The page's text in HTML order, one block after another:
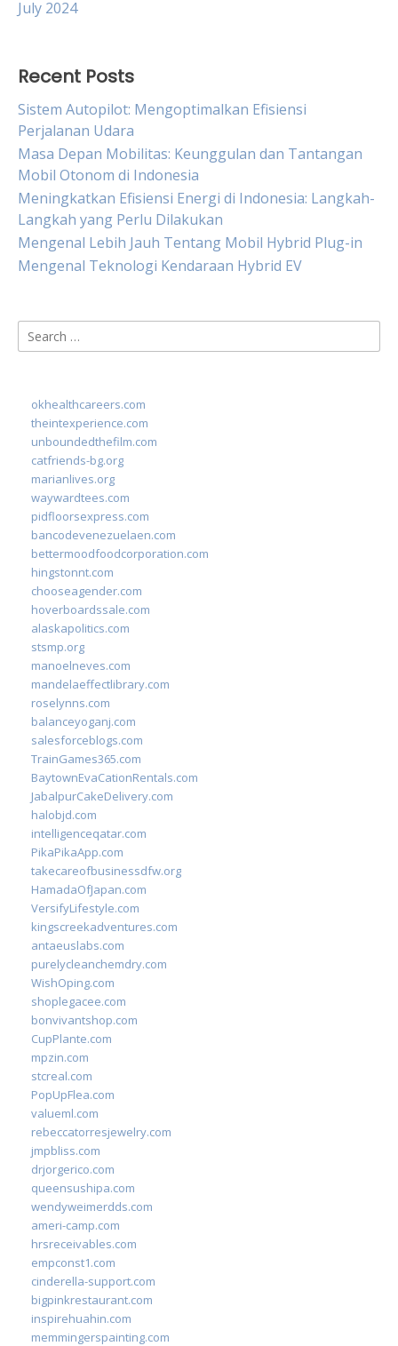
July 2024
Recent Posts
Sistem Autopilot: Mengoptimalkan Efisiensi
Perjalanan Udara
Masa Depan Mobilitas: Keunggulan dan Tantangan
Mobil Otonom di Indonesia
Meningkatkan Efisiensi Energi di Indonesia: Langkah-
Langkah yang Perlu Dilakukan
Mengenal Lebih Jauh Tentang Mobil Hybrid Plug-in
Mengenal Teknologi Kendaraan Hybrid EV
Search
for:
okhealthcareers.com
theintexperience.com
unboundedthefilm.com
catfriends-bg.org
marianlives.org
waywardtees.com
pidfloorsexpress.com
bancodevenezuelaen.com
bettermoodfoodcorporation.com
hingstonnt.com
chooseagender.com
hoverboardssale.com
alaskapolitics.com
stsmp.org
manoelneves.com
mandelaeffectlibrary.com
roselynns.com
balanceyoganj.com
salesforceblogs.com
TrainGames365.com
BaytownEvaCationRentals.com
JabalpurCakeDelivery.com
halobjd.com
intelligenceqatar.com
PikaPikaApp.com
takecareofbusinessdfw.org
HamadaOfJapan.com
VersifyLifestyle.com
kingscreekadventures.com
antaeuslabs.com
purelycleanchemdry.com
WishOping.com
shoplegacee.com
bonvivantshop.com
CupPlante.com
mpzin.com
stcreal.com
PopUpFlea.com
valueml.com
rebeccatorresjewelry.com
jmpbliss.com
drjorgerico.com
queensushipa.com
wendyweimerdds.com
ameri-camp.com
hrsreceivables.com
empconst1.com
cinderella-support.com
bigpinkrestaurant.com
inspirehuahin.com
memmingerspainting.com